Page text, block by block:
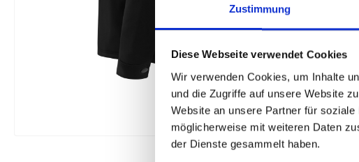
Zustimmung
Diese Webseite verwendet Cookies
Wir verwenden Cookies, um Inhalte
und die Zugriffe auf unsere Website
Website an unsere Partner für
möglicherweise mit weiteren Daten
der Dienste gesammelt haben.